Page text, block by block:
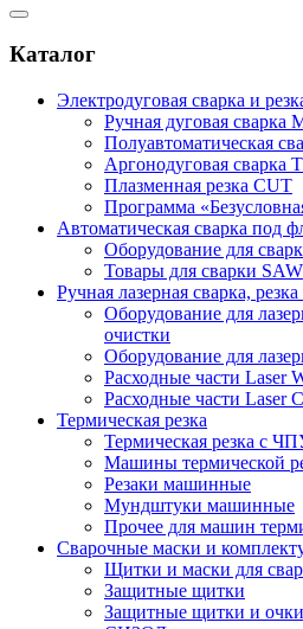
Каталог
Электродуговая сварка и
Ручная дуговая сварка
Полуавтоматическая
Аргонодуговая сварка
Плазменная резка CUT
Программа
Автоматическая сварка под
Оборудование для
Товары для сварки SAW
Ручная лазерная сварка,
Оборудование для
очистки
Оборудование для
Расходные части Laser
Расходные части Laser
Термическая резка
Термическая резка с
Машины термической
Резаки машинные
Мундштуки машинные
Прочее для машин
Сварочные маски и
Щитки и маски для
Защитные щитки
Защитные щитки и очки